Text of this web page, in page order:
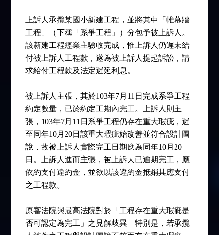
上訴人承攬某國小新建工程，並將其中「帷幕牆
工程」（下稱「系爭工程」）分包予被上訴人。
該新建工程經業主驗收完成，惟上訴人仍遲未給
付被上訴人工程款，遂為被上訴人提起訴訟，請
求給付工程款及法定遲延利息。
被上訴人主張，其於103年7月11日完成系爭工程
約定數量，已於約定工期內完工。上訴人則主
張，103年7月11日系爭工程仍存在重大瑕疵，遲
至同年10月20日該重大瑕疵始改善並符合設計圖
說，故被上訴人實際完工日期應為同年10月20
日。上訴人進而主張，被上訴人已逾期完工，應
依約支付違約金，並欲以該違約金抵銷其應支付
之工程款。
原審法院與最高法院對於「工程存在重大瑕疵是
否可認定為完工」之見解歧異，特別是，若承攬